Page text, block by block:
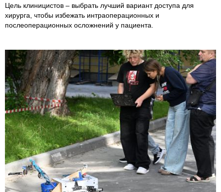
Цель клиницистов – выбрать лучший вариант доступа для
хирурга, чтобы избежать интраоперационных и
послеоперационных осложнений у пациента.